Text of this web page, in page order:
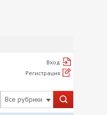
Вход
Регистрация
Все рубрики